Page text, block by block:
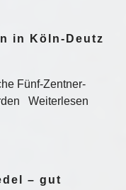
in Köln-Deutz
Fünf-Zentner-
Weiterlesen
– gut